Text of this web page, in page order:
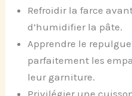
Refroidir la farce
d’humidifier la pâte.
Apprendre le
parfaitement les
leur garniture.
Privilégier une